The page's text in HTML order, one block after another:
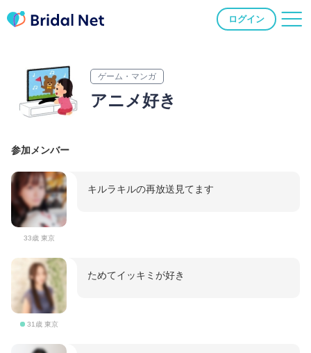
ログイン
ゲーム・マンガ
アニメ好き
参加メンバー
33歳 東京
キルラキルの再放送見てます
31歳 東京
ためてイッキミが好き